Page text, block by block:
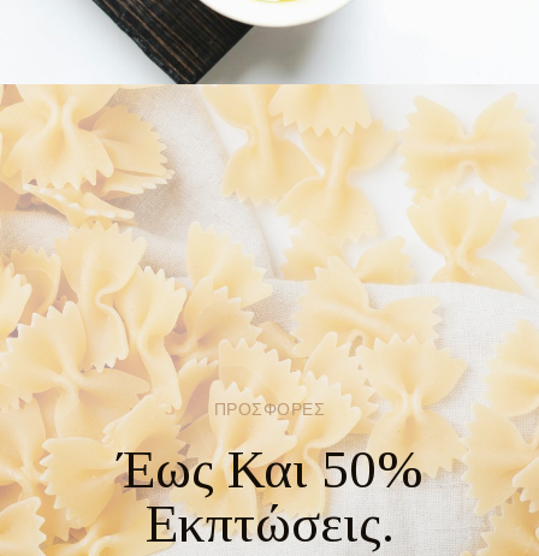
ΠΡΟΣΦΟΡΕΣ
Έως Και 50%
Εκπτώσεις.